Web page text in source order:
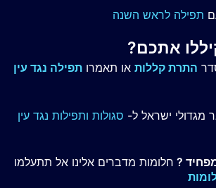
תפילה לראש השנה
אתכם?
התרת קללות או תאמרו תפילה נגד עין
מגדולי ישראל ל- סגולות ותפילות נגד עין
? חלומות מדברים אלינו אל תתעלמו